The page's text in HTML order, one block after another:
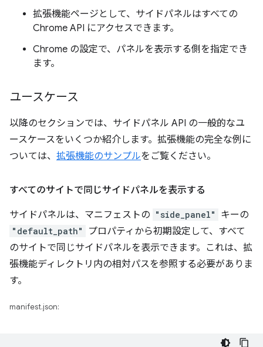
拡張機能ページとして、サイドパネルはすべての
Chrome API にアクセスできます。
Chrome の設定で、パネルを表示する側を指定でき
ます。
ユースケース
以降のセクションでは、サイドパネル API の一般的なユ
ースケースをいくつか紹介します。拡張機能の完全な例に
ついては、 拡張機能のサンプルをご覧ください。
すべてのサイトで同じサイドパネルを表示する
サイドパネルは、マニフェストの "side_panel" キーの
"default_path"
プロパティから初期設定して、すべて
のサイトで同じサイドパネルを表示できます。これは、拡
張機能ディレクトリ内の相対パスを参照する必要がありま
す。
manifest.json: